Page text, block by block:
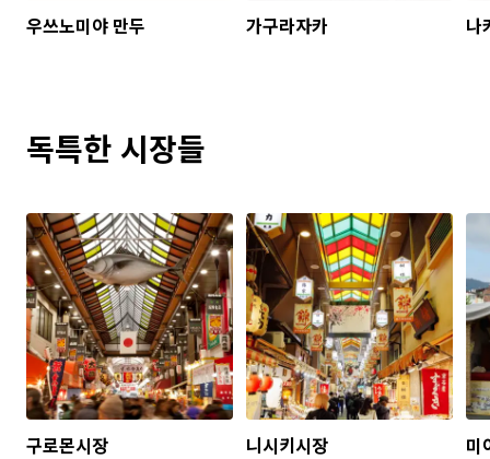
우쓰노미야 만두 가구라자카 나
독특한 시장들
구로몬시장 니시키시장 미